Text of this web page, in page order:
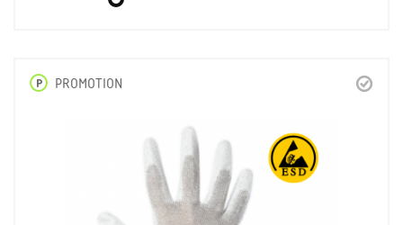
P PROMOTION